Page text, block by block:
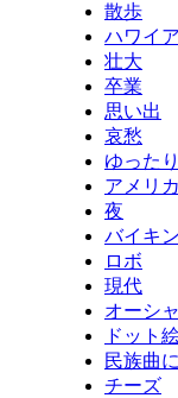
散歩
ハワイ
壮大
卒業
思い出
哀愁
ゆったり
アメリ
夜
バイキン
ロボ
現代
オーシ
ドット
民族曲
チーズ